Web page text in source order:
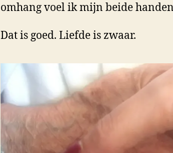
omhang voel ik mijn beide
Dat is goed. Liefde is zwaar.